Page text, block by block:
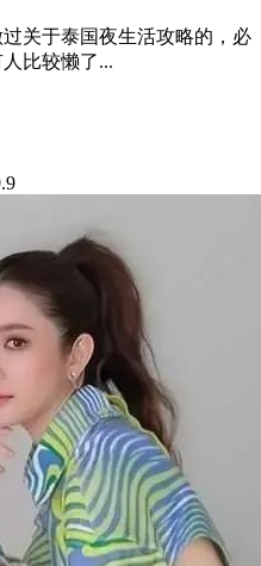
关于泰国夜生活攻略的，必
比较懒了...